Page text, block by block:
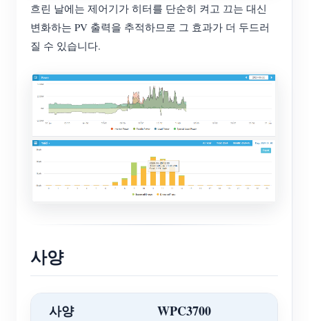
흐린 날에는 제어기가 히터를 단순히 켜고 끄는 대신
변화하는 PV 출력을 추적하므로 그 효과가 더 두드러
질 수 있습니다.
사양
사양 WPC3700